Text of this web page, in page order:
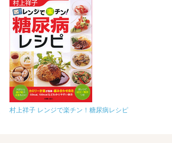
村上祥子 レンジで楽チン！糖尿病レシピ